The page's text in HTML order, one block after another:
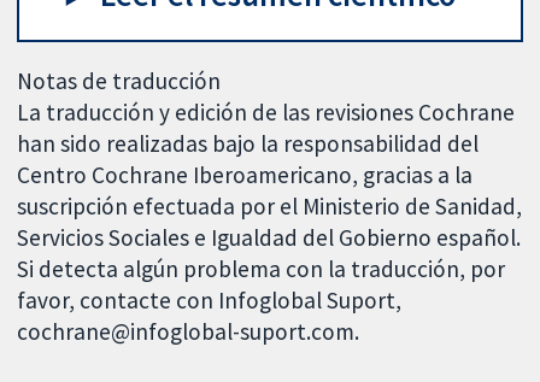
Notas de traducción
La traducción y edición de las revisiones Cochrane
han sido realizadas bajo la responsabilidad del
Centro Cochrane Iberoamericano, gracias a la
suscripción efectuada por el Ministerio de Sanidad,
Servicios Sociales e Igualdad del Gobierno español.
Si detecta algún problema con la traducción, por
favor, contacte con Infoglobal Suport,
cochrane@infoglobal-suport.com.